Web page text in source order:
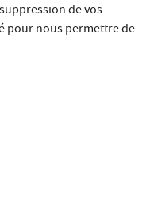
de vos
pour nous permettre de